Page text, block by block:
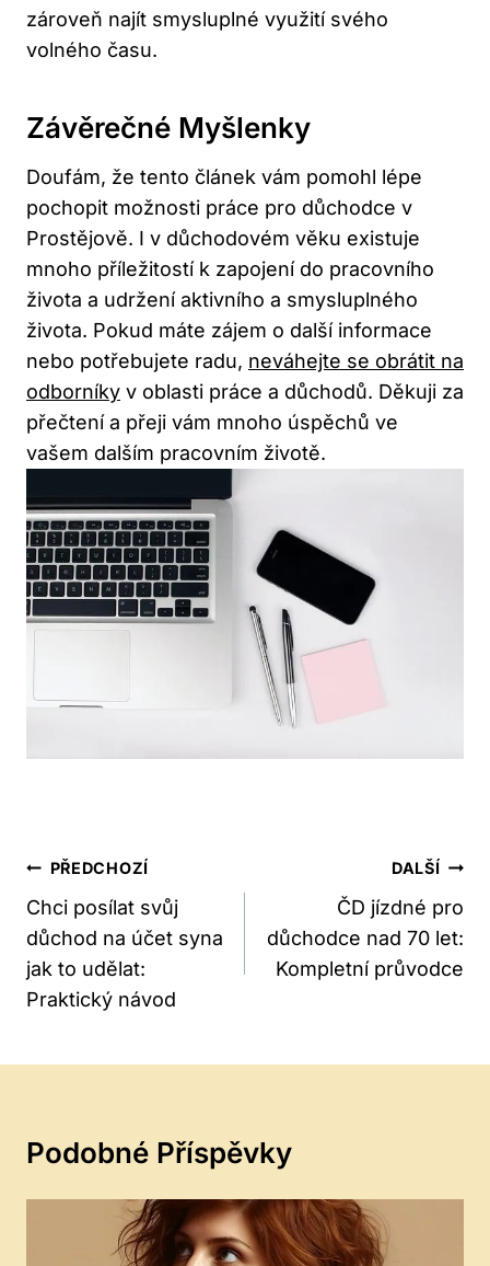
zároveň najít smysluplné využití svého
volného času.
Závěrečné Myšlenky
Doufám, že tento článek vám pomohl lépe
pochopit možnosti práce pro důchodce v
Prostějově. I v důchodovém věku existuje
mnoho příležitostí k zapojení do pracovního
života a udržení aktivního a smysluplného
života. Pokud máte zájem o další informace
nebo potřebujete radu, neváhejte se obrátit na
odborníky v oblasti práce a důchodů. Děkuji za
přečtení a přeji vám mnoho úspěchů ve
vašem dalším pracovním životě.
Navigace
Pro
Příspěvek
PŘEDCHOZÍ
Chci posílat svůj
důchod na účet syna
jak to udělat:
Praktický návod
DALŠÍ
ČD jízdné pro
důchodce nad 70 let:
Kompletní průvodce
Podobné Příspěvky